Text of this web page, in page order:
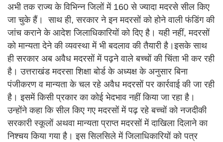
अभी तक राज्य के विभिन्न जिलों में 160 से ज्यादा मदरसे सील किए
जा चुके हैं। साथ ही, सरकार ने इन मदरसों को होने वाली फंडिंग की
जांच कराने के आदेश जिलाधिकारियों को दिए है। यही नहीं, मदरसों
को मान्यता देने की व्यवस्था में भी बदलाव की तैयारी है।इसके साथ
ही सरकार अब अवैध मदरसों में पढ़ने वाले बच्चों की चिंता भी कर रही
है। उत्तराखंड मदरसा शिक्षा बोर्ड के अध्यक्ष के अनुसार बिना
पंजीकरण व मान्यता के चल रहे अवैध मदरसों पर कार्रवाई की जा रही
है। इसमें किसी प्रकार का कोई भेदभाव नहीं किया जा रहा है।
उन्होंने कहा कि सील किए गए मदरसों में पढ़ रहे बच्चों को नजदीकी
सरकारी स्कूलों अथवा मान्यता प्राप्त मदरसों में दाखिला दिलाने का
निश्चय किया गया है। इस सिलसिले में जिलाधिकारियों को पत्र